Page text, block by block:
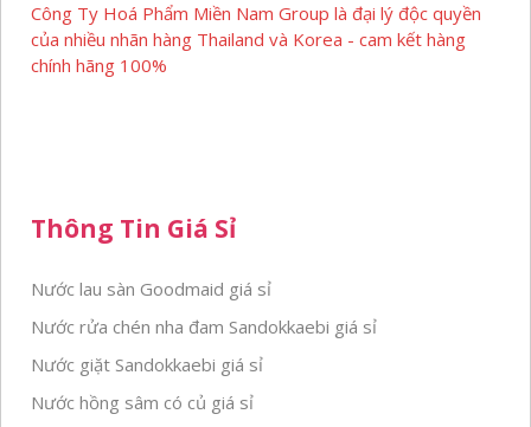
Công Ty Hoá Phẩm Miền Nam Group là đại lý độc quyền
của nhiều nhãn hàng Thailand và Korea - cam kết hàng
chính hãng 100%
Thông Tin Giá Sỉ
Nước lau sàn Goodmaid giá sỉ
Nước rửa chén nha đam Sandokkaebi giá sỉ
Nước giặt Sandokkaebi giá sỉ
Nước hồng sâm có củ giá sỉ